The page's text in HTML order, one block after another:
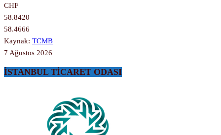
CHF
58.8420
58.4666
Kaynak: TCMB
7 Ağustos 2026
İSTANBUL TİCARET ODASI